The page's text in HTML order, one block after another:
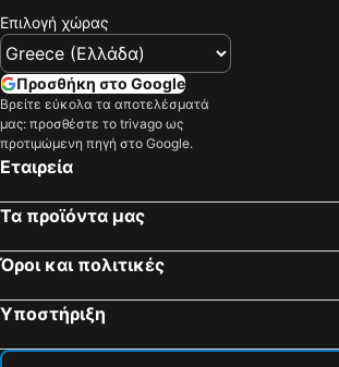
Επιλογή χώρας
Προσθήκη στο Google
Βρείτε εύκολα τα αποτελέσματά
μας: προσθέστε το trivago ως
προτιμώμενη πηγή στο Google.
Εταιρεία
Τα προϊόντα μας
Όροι και πολιτικές
Υποστήριξη